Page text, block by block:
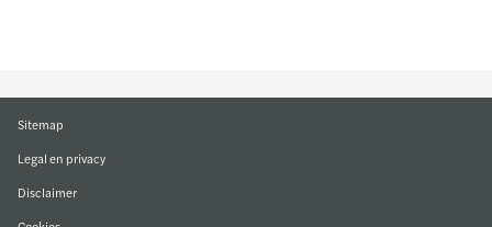
Sitemap
Legal en privacy
Disclaimer